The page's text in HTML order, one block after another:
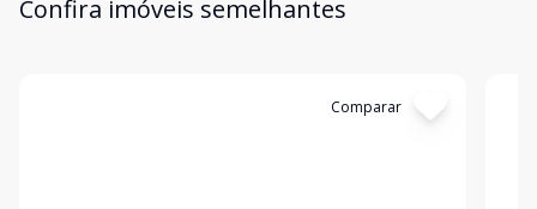
Confira imóveis semelhantes
Comparar